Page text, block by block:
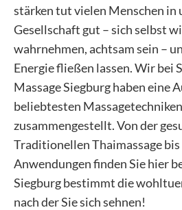
stärken tut vielen Menschen in
Gesellschaft gut – sich selbst
wahrnehmen, achtsam sein –
Energie fließen lassen. Wir bei
Massage Siegburg haben eine
beliebtesten
zusammengestellt. Von der
Traditionellen Thaimassage
Anwendungen finden Sie hier
Siegburg bestimmt die
nach der Sie sich sehnen!